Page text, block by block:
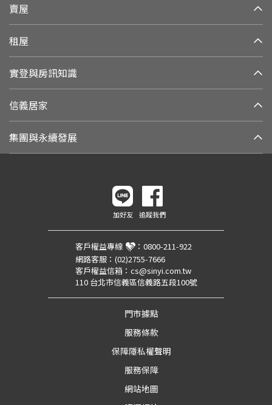
賣屋
租屋
實登與房訊知識
信義居家
集團與永續發展
加好友 追蹤我們
客戶權益專線 ： 0800-211-922
網路客服： (02)2755-7666
客戶權益信箱： cs@sinyi.com.tw
110 台北市信義區信義路五段100號
門市據點
服務條款
保障隱私權聲明
服務保障
網站地圖